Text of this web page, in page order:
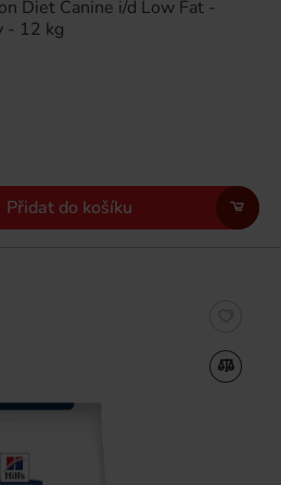
Diet Canine i/d Low Fat -
- 12 kg
Přidat do košíku